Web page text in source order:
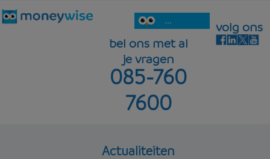
...
bel ons met al
je vragen
085-760
7600
volg ons
Actualiteiten